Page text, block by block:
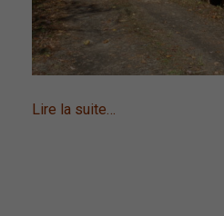
Lire la suite…